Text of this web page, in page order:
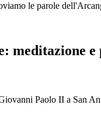
le parole
meditazione e
Paolo II a San